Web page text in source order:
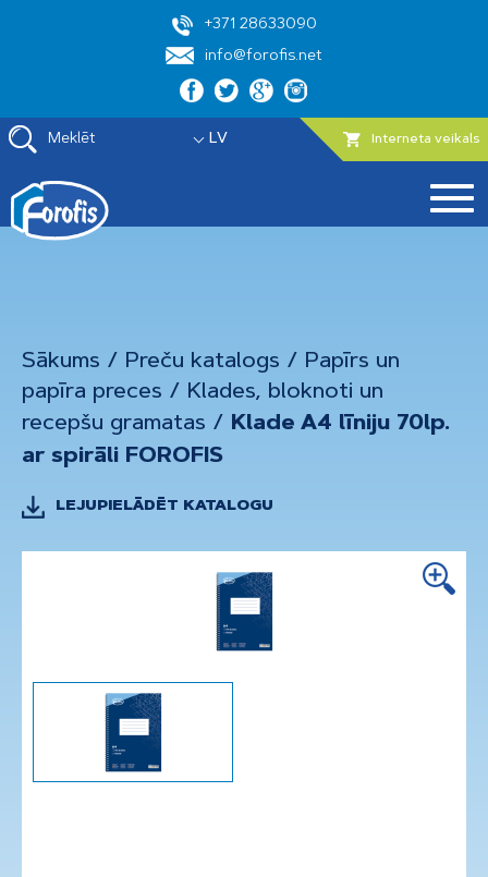
+371 28633090
info@forofis.net
Meklēt LV Interneta veikals
Sākums / Preču katalogs / Papīrs un
papīra preces / Klades, bloknoti un
recepšu gramatas / Klade A4 līniju 70lp.
ar spirāli FOROFIS
LEJUPIELĀDĒT KATALOGU